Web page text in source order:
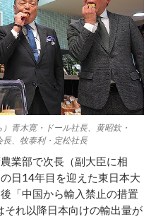
青木寛・ドール社長、黄昭欽・
、牧泰利・定松社長
業部で次長（副大臣に相
日14年目を迎えた東日本大
「中国から輸入禁止の措置
れ以降日本向けの輸出量が